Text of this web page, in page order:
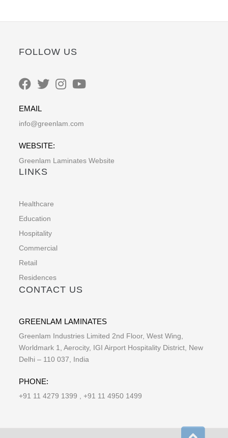
FOLLOW US
EMAIL
info@greenlam.com
WEBSITE:
Greenlam Laminates Website
LINKS
Healthcare
Education
Hospitality
Commercial
Retail
Residences
CONTACT US
GREENLAM LAMINATES
Greenlam Industries Limited 2nd Floor, West Wing,
Worldmark 1, Aerocity, IGI Airport Hospitality District, New
Delhi – 110 037, India
PHONE:
+91 11 4279 1399 , +91 11 4950 1499